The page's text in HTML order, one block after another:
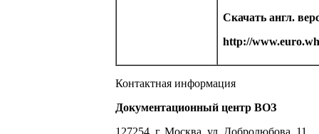
Скачать англ.
http://
Контактная информация
Документационный центр ВОЗ
127254, г. Москва, ул. Добролюбова, 11,